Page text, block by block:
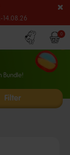
14.08.26
Konto 0
Bundle!
Filter